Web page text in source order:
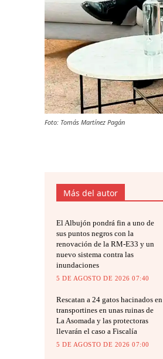
Foto: Tomás Martínez Pagán
Más del autor
El Albujón pondrá fin a uno de
sus puntos negros con la
renovación de la RM-E33 y un
nuevo sistema contra las
inundaciones
5 DE AGOSTO DE 2026 07:40
Rescatan a 24 gatos hacinados en
transportines en unas ruinas de
La Asomada y las protectoras
llevarán el caso a Fiscalía
5 DE AGOSTO DE 2026 07:00